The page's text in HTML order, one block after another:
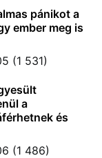
pánikot a
ember meg is
(1 531)
a
és
(1 486)